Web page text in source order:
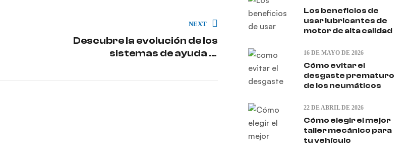
NEXT
Descubre la evolución de los
sistemas de ayuda al
Los beneficios de
usar lubricantes de
motor de alta calidad
Cómo evitar el
desgaste prematuro
de los neumáticos
16 DE MAYO DE 2026
Cómo elegir el mejor
taller mecánico para
tu vehículo
22 DE ABRIL DE 2026